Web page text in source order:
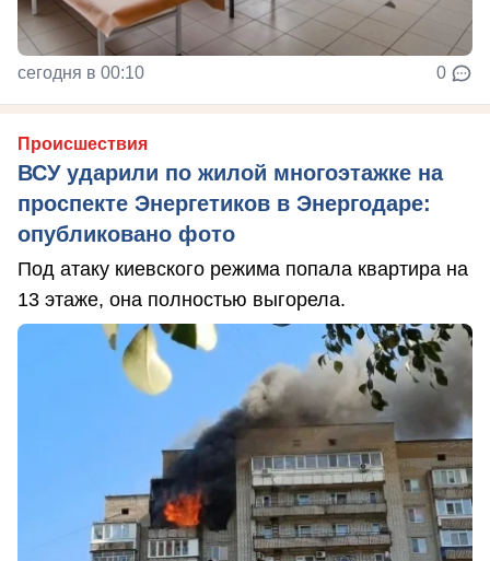
сегодня в 00:10 0
Происшествия
ВСУ ударили по жилой многоэтажке на
проспекте Энергетиков в Энергодаре:
опубликовано фото
Под атаку киевского режима попала квартира на
13 этаже, она полностью выгорела.